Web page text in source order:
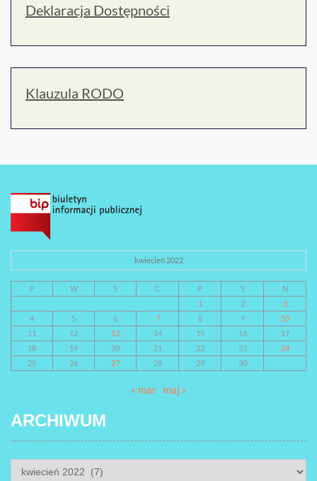
Deklaracja Dostępności
Klauzula RODO
kwiecień 2022
P W Ś C P S
N
1
2
3
4
5 6 7 8 9
10
11
12 13 14 15 16
17
18
19 20 21 22 23
24
25
26 27 28 29 30
« mar maj »
ARCHIWUM
ARCHIWUM